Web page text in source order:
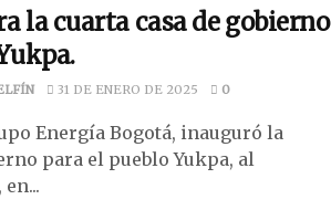
la cuarta casa de gobierno
31 DE ENERO DE 2025 0
Energía Bogotá, inauguró la
para el pueblo Yukpa, al